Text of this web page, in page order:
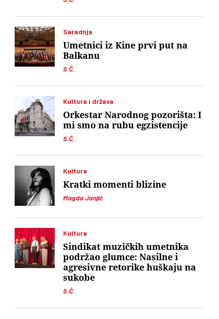
Saradnja
S.Ć.
Umetnici iz Kine prvi put na
Balkanu
Kultura i država
S.Ć.
Orkestar Narodnog pozorišta: I
mi smo na rubu egzistencije
Kultura
Magda Janjić
Kratki momenti blizine
Kultura
S.Ć.
Sindikat muzičkih umetnika
podržao glumce: Nasilne i
agresivne retorike huškaju na
sukobe